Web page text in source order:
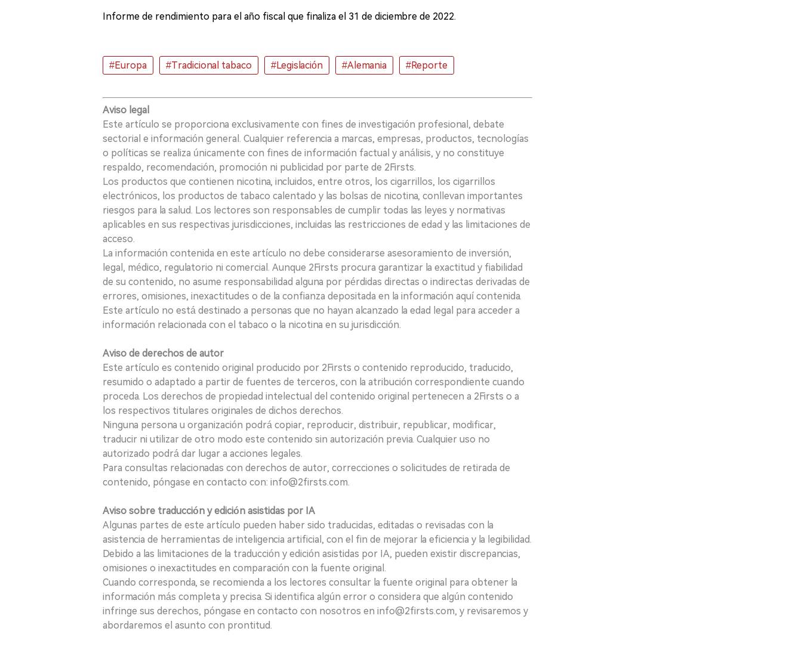
Informe de rendimiento para el año fiscal que finaliza el 31 de diciembre de 2022.
#Europa #Tradicional tabaco #Legislación #Alemania #Reporte
Aviso legal
Este artículo se proporciona exclusivamente con fines de investigación profesional, debate
sectorial e información general. Cualquier referencia a marcas, empresas, productos, tecnologías
o políticas se realiza únicamente con fines de información factual y análisis, y no constituye
respaldo, recomendación, promoción ni publicidad por parte de 2Firsts.
Los productos que contienen nicotina, incluidos, entre otros, los cigarrillos, los cigarrillos
electrónicos, los productos de tabaco calentado y las bolsas de nicotina, conllevan importantes
riesgos para la salud. Los lectores son responsables de cumplir todas las leyes y normativas
aplicables en sus respectivas jurisdicciones, incluidas las restricciones de edad y las limitaciones de
acceso.
La información contenida en este artículo no debe considerarse asesoramiento de inversión,
legal, médico, regulatorio ni comercial. Aunque 2Firsts procura garantizar la exactitud y fiabilidad
de su contenido, no asume responsabilidad alguna por pérdidas directas o indirectas derivadas de
errores, omisiones, inexactitudes o de la confianza depositada en la información aquí contenida.
Este artículo no está destinado a personas que no hayan alcanzado la edad legal para acceder a
información relacionada con el tabaco o la nicotina en su jurisdicción.
Aviso de derechos de autor
Este artículo es contenido original producido por 2Firsts o contenido reproducido, traducido,
resumido o adaptado a partir de fuentes de terceros, con la atribución correspondiente cuando
proceda. Los derechos de propiedad intelectual del contenido original pertenecen a 2Firsts o a
los respectivos titulares originales de dichos derechos.
Ninguna persona u organización podrá copiar, reproducir, distribuir, republicar, modificar,
traducir ni utilizar de otro modo este contenido sin autorización previa. Cualquier uso no
autorizado podrá dar lugar a acciones legales.
Para consultas relacionadas con derechos de autor, correcciones o solicitudes de retirada de
contenido, póngase en contacto con: info@2firsts.com.
Aviso sobre traducción y edición asistidas por IA
Algunas partes de este artículo pueden haber sido traducidas, editadas o revisadas con la
asistencia de herramientas de inteligencia artificial, con el fin de mejorar la eficiencia y la legibilidad.
Debido a las limitaciones de la traducción y edición asistidas por IA, pueden existir discrepancias,
omisiones o inexactitudes en comparación con la fuente original.
Cuando corresponda, se recomienda a los lectores consultar la fuente original para obtener la
información más completa y precisa. Si identifica algún error o considera que algún contenido
infringe sus derechos, póngase en contacto con nosotros en info@2firsts.com, y revisaremos y
abordaremos el asunto con prontitud.